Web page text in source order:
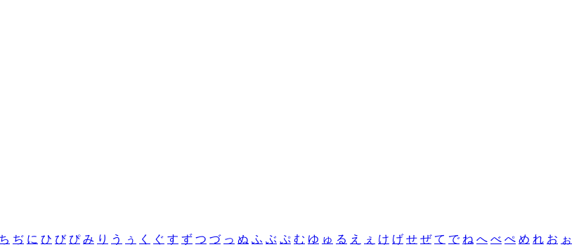
ち ぢ に ひ び ぴ み り う ぅ く ぐ す ず つ づ っ ぬ ふ ぶ ぷ む ゆ ゅ る え ぇ け げ せ ぜ て で ね へ べ ぺ め れ お ぉ